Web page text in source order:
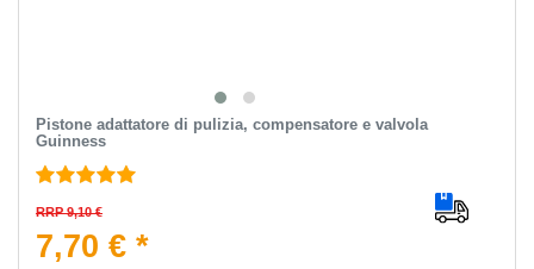
Pistone adattatore di pulizia, compensatore e valvola
Guinness
RRP 9,10 €
7,70 € *